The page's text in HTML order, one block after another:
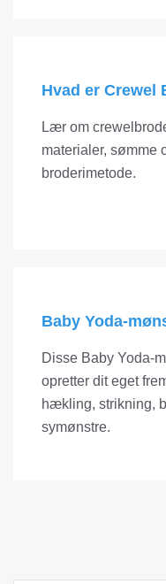
Hvad er Crewel
Lær om
materialer, sømme
broderimetode.
Baby Yoda-
Disse Baby Yoda-
opretter dit eget
hækling, strikning,
symønstre.